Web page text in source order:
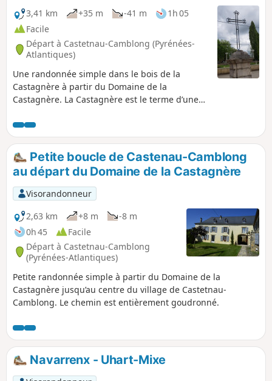
3,41 km +35 m -41 m
1h 05
Facile
Départ à Castetnau-Camblong (Pyrénées-
Atlantiques)
Une randonnée simple dans le bois de la
Castagnère à partir du Domaine de la
Castagnère. La Castagnère est le terme d’une
conclurez que ce bois est essentiellement
composé de marronniers, de châtaigners, mais
pas que…
Petite boucle de Castenau-Camblong
au départ du Domaine de la Castagnère
Visorandonneur
2,63 km
+8 m
-8 m
0h 45
Facile
Départ à Castetnau-Camblong
(Pyrénées-Atlantiques)
Petite randonnée simple à partir du Domaine de la
Castagnère jusqu’au centre du village de Castetnau-
Camblong. Le chemin est entièrement goudronné.
Navarrenx - Uhart-Mixe